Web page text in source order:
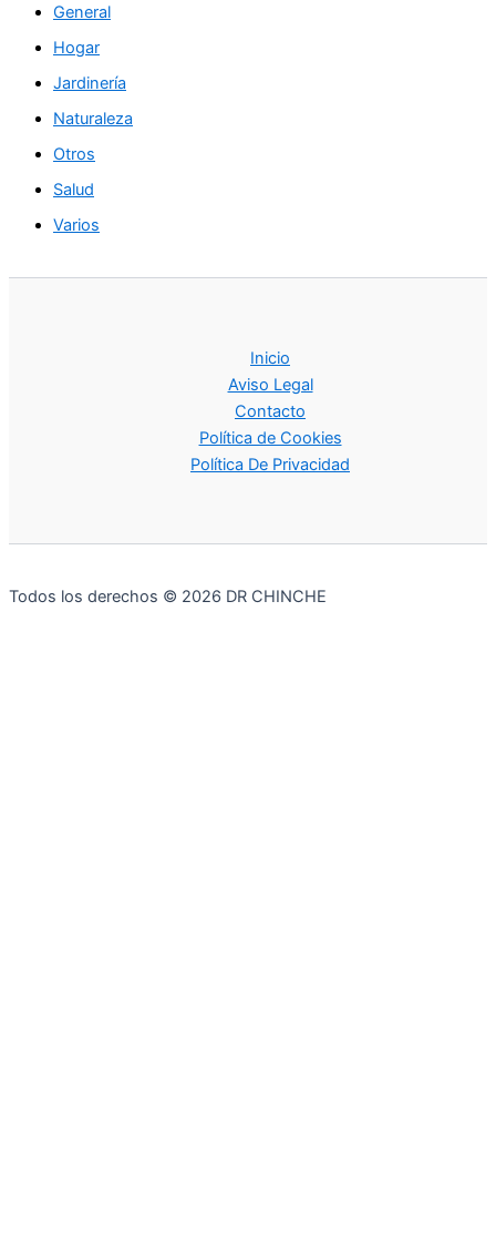
General
Hogar
Jardinería
Naturaleza
Otros
Salud
Varios
Inicio
Aviso Legal
Contacto
Política de Cookies
Política De Privacidad
Todos los derechos © 2026 DR CHINCHE